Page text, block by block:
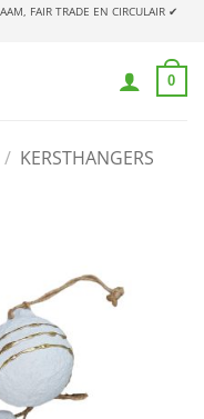
FAIR TRADE EN CIRCULAIR ✔
0
/ KERSTHANGERS